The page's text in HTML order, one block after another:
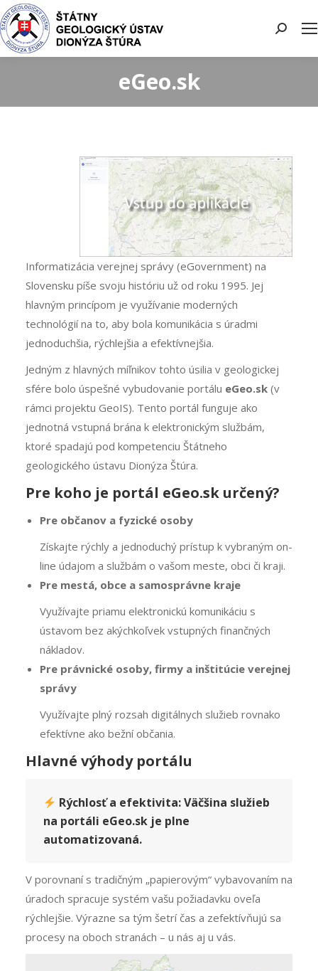
Search:
eGeo.sk
Informatizácia verejnej správy (eGovernment) na
Slovensku píše svoju históriu už od roku 1995. Jej
hlavným princípom je využívanie moderných
technológií na to, aby bola komunikácia s úradmi
jednoduchšia, rýchlejšia a efektívnejšia.
Jedným z hlavných míľnikov tohto úsilia v geologickej
sfére bolo úspešné vybudovanie portálu eGeo.sk(v
rámci projektu GeoIS). Tento portál funguje ako
jednotná vstupná brána k elektronickým službám,
ktoré spadajú pod kompetenciu Štátneho
geologického ústavu Dionýza Štúra.
Pre koho je portál eGeo.sk určený?
Pre občanov a fyzické osoby
Získajte rýchly a jednoduchý prístup k vybraným on-
line údajom a službám o vašom meste, obci či kraji.
Pre mestá, obce a samosprávne kraje
Využívajte priamu elektronickú komunikáciu s
ústavom bez akýchkoľvek vstupných finančných
nákladov.
Pre právnické osoby, firmy a inštitúcie verejnej
správy
Využívajte plný rozsah digitálnych služieb rovnako
efektívne ako bežní občania.
Hlavné výhody portálu
Rýchlosť a efektivita:Väčšina služieb
na portáli eGeo.sk je plne
automatizovaná.
V porovnaní s tradičným „papierovým“ vybavovaním na
úradoch spracuje systém vašu požiadavku oveľa
rýchlejšie. Výrazne sa tým šetrí čas a zefektívňujú sa
procesy na oboch stranách – u nás aj u vás.